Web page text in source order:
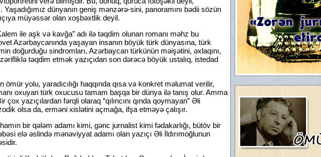
dünyanın geniş mənzərə-sini, panoramını bədii sözün
müyəssər olan xoşbəxtlik deyil.
ile aşk və kavğa” adı ilə təqdim olunan romanı məhz bu
Azərbaycanında yaşayan insanın böyük türk dünyasına, türk
doğurduğu sindromları, Azərbaycan türkünün məişətini, əxlaqını,
təqdim etmək yazıçıdan son dərəcə böyük ustalıq, istedad
ömür yolu, yaradıcılığı haqqında qısa və konkret məlumat verilir,
oxuyan türk oxucusu tamam başqa bir dünya ilə tanış olur. Amma
yazıçılardan fərqli olaraq “qılıncını qında qoymayan” Əli
olsa da, erməni xislətini açmağa, ifşa etməyə çalışır.
bir qələm adamı kimi, gənc jurnalist kimi fədakarlığı, bütöv bir
elə əslində mənəviyyat adamı olan yazıçı Əli İldırımoğlunun